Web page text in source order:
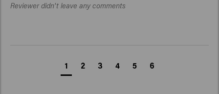
Reviewer didn't leave any comments
1 2 3 4 5 6